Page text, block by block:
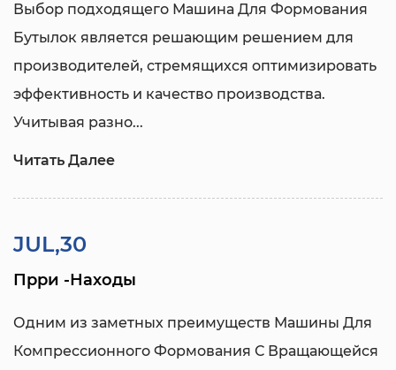
Выбор подходящего Машина Для Формования
Бутылок является решающим решением для
производителей, стремящихся оптимизировать
эффективность и качество производства.
Учитывая разно...
Читать Далее
JUL,30
Прри -находы
Одним из заметных преимуществ Машины Для
Компрессионного Формования С Вращающейся